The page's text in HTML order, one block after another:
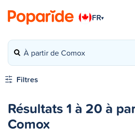
FR▾
À partir de Comox
Filtres
Résultats 1 à 20 à
Comox